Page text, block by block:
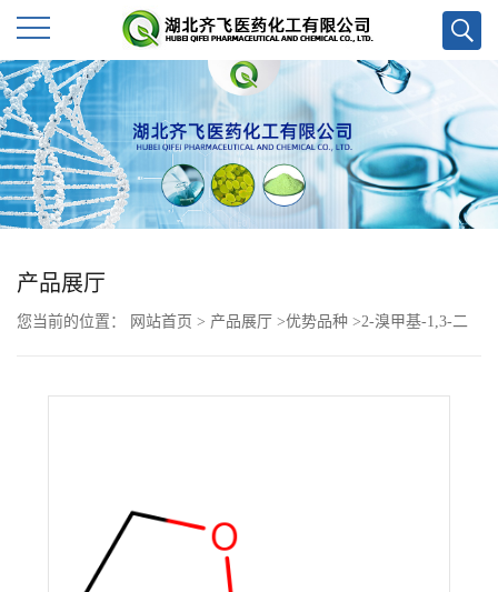
公
司
首
产品展厅
您当前的位置： 网站首页 > 产品展厅 >优势品种 >2-溴甲基-1,3-二